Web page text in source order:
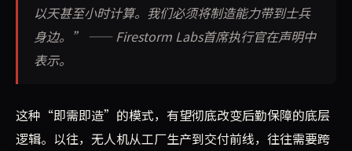
以天甚至小时计算。我们必须将制造能力带到士兵
身边。” —— Firestorm Labs首席执行官在声明中
表示。
这种“即需即造”的模式，有望彻底改变后勤保障的底层
逻辑。以往，无人机从工厂生产到交付前线，往往需要跨